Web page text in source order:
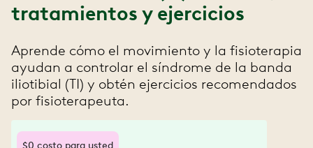
tratamientos y ejercicios
Aprende cómo el movimiento y la fisioterapia
ayudan a controlar el síndrome de la banda
iliotibial (TI) y obtén ejercicios recomendados
por fisioterapeuta.
$0 costo para usted